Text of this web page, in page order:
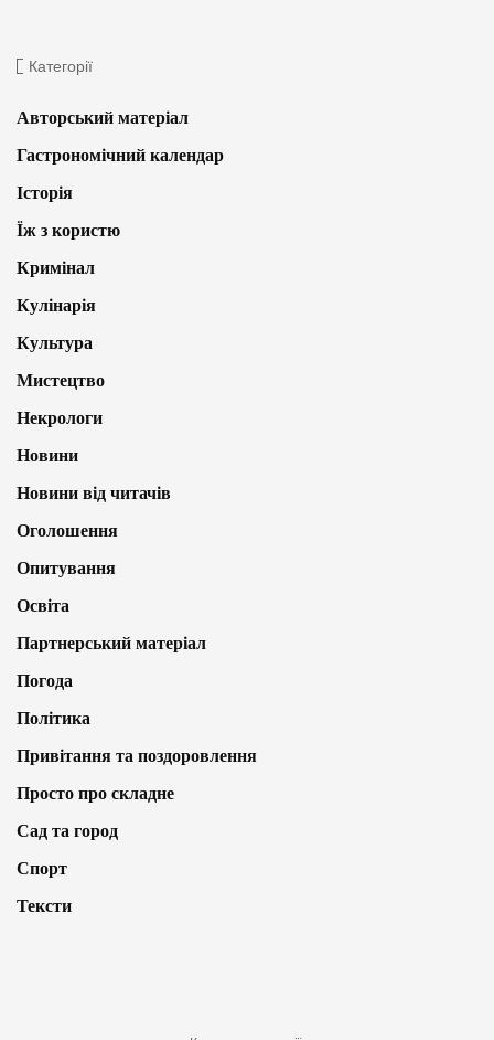
Категорії
Авторський матеріал
Гастрономічний календар
Історія
Їж з користю
Кримінал
Кулінарія
Культура
Мистецтво
Некрологи
Новини
Новини від читачів
Оголошення
Опитування
Освіта
Партнерський матеріал
Погода
Політика
Привітання та поздоровлення
Просто про складне
Сад та город
Спорт
Тексти